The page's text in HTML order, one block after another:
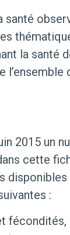
santé
la santé
2015 un
cette
disponibles
:
fécondités,